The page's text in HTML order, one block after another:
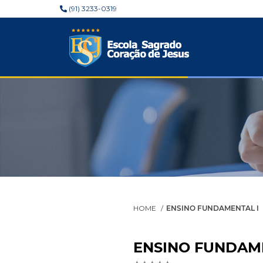
(91) 3233-0319
HOME ENSINO FUNDAMENTAL I
ENSINO